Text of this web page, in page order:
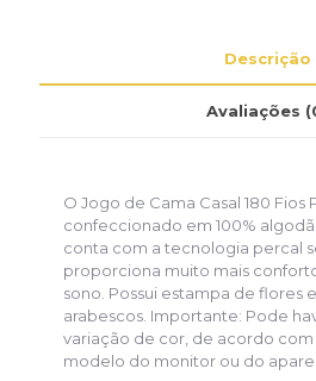
Descrição
Avaliações
O Jogo de Cama Casal 180 Fios
confeccionado em 100%
conta com a tecnologia percal
proporciona muito mais
sono. Possui estampa de flores
arabescos. Importante: Pode
variação de cor, de acordo
modelo do monitor ou do